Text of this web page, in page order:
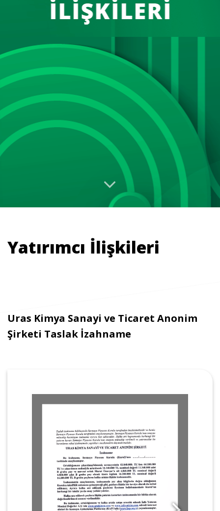
Yatırımcı İlişkileri
Uras Kimya Sanayi ve Ticaret Anonim
Şirketi Taslak İzahname